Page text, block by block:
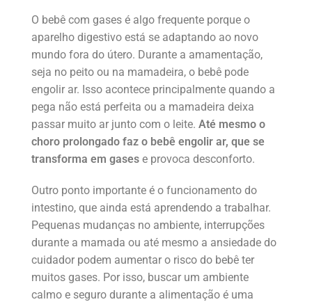
O bebê com gases é algo frequente porque o
aparelho digestivo está se adaptando ao novo
mundo fora do útero. Durante a amamentação,
seja no peito ou na mamadeira, o bebê pode
engolir ar. Isso acontece principalmente quando a
pega não está perfeita ou a mamadeira deixa
passar muito ar junto com o leite. Até mesmo o
choro prolongado faz o bebê engolir ar, que se
transforma em gases e provoca desconforto.
Outro ponto importante é o funcionamento do
intestino, que ainda está aprendendo a trabalhar.
Pequenas mudanças no ambiente, interrupções
durante a mamada ou até mesmo a ansiedade do
cuidador podem aumentar o risco do bebê ter
muitos gases. Por isso, buscar um ambiente
calmo e seguro durante a alimentação é uma